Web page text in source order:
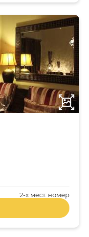
2-x мест. номер